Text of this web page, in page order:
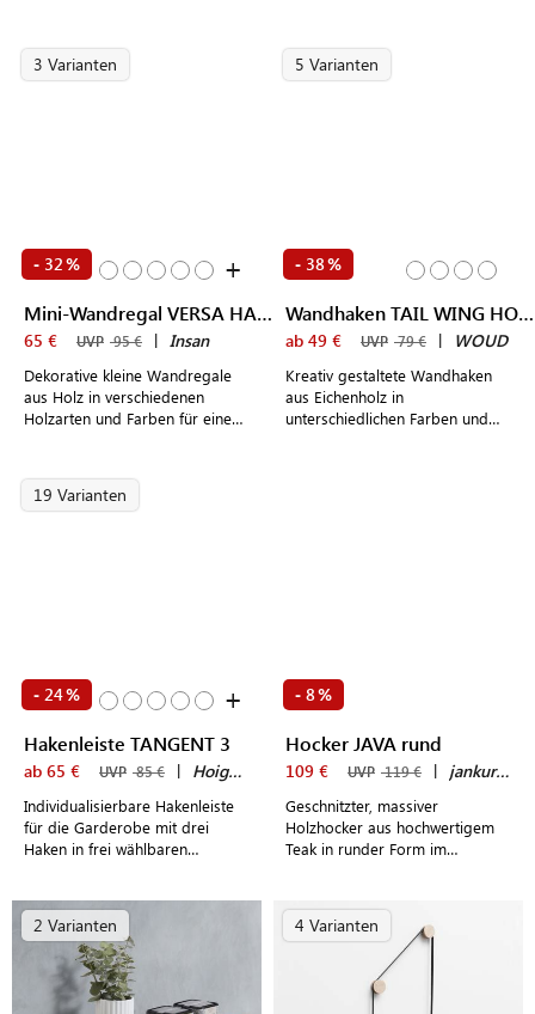
Modeaccessoires
3 Varianten
- 32 % +
Mini-Wandregal VERSA HANGER
65 € UVP 95 € | Insan
Dekorative kleine Wandregale
aus Holz in verschiedenen
Holzarten und Farben für eine
5 Varianten
- 38%
Wandhaken TAIL WING HOOK
ab 49 € UVP 79 € | WOUD
Kreativ gestaltete Wandhaken
aus Eichenholz in
unterschiedlichen Farben und
19 Varianten
- 24% +
Hakenleiste TANGENT 3
ab 65 € UVP 85 € | Hoigaard
Individualisierbare Hakenleiste
für die Garderobe mit drei
Haken in frei wählbaren
- 8%
Hocker JAVA rund
109 € UVP 119 € | jankurtz
Geschnitzter, massiver
Holzhocker aus hochwertigem
Teak in runder Form im
2 Varianten 4 Varianten